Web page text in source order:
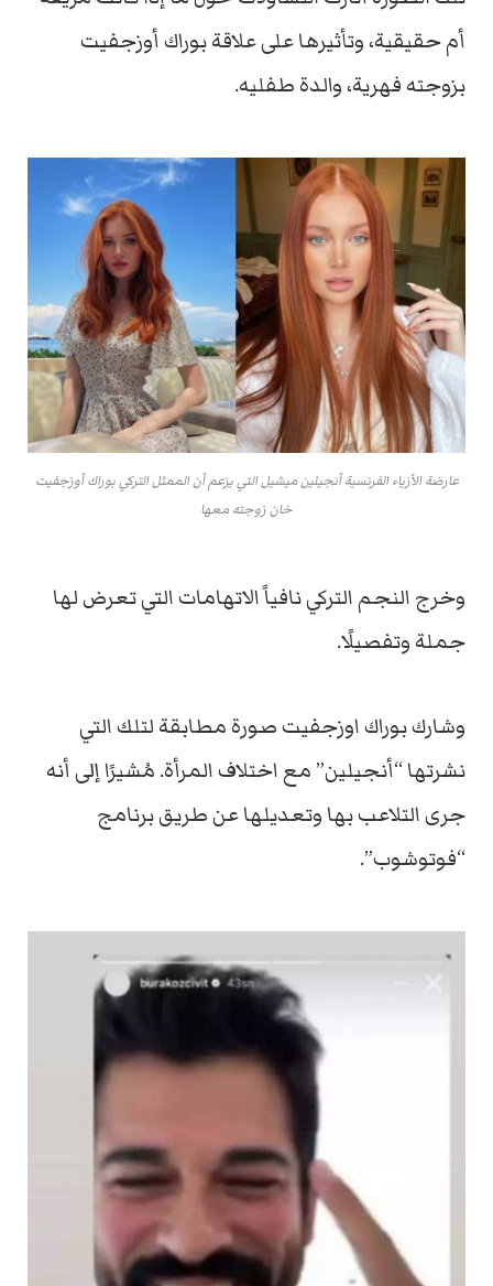
أم حقيقية، وتأثيرها على علاقة بوراك أوزجفيت
بزوجته فهرية، والدة طفليه.
عارضة الأزياء الفرنسية أنجيلين ميشيل التي يزعم أن الممثل التركي بوراك أوزجفيت
خان زوجته معها
وخرج النجم التركي نافياً الاتهامات التي تعرض لها
جملة وتفصيلًا.
وشارك بوراك اوزجفيت صورة مطابقة لتلك التي
نشرتها “أنجيلين” مع اختلاف المرأة. مُشيرًا إلى أنه
جرى التلاعب بها وتعديلها عن طريق برنامج
“فوتوشوب”.